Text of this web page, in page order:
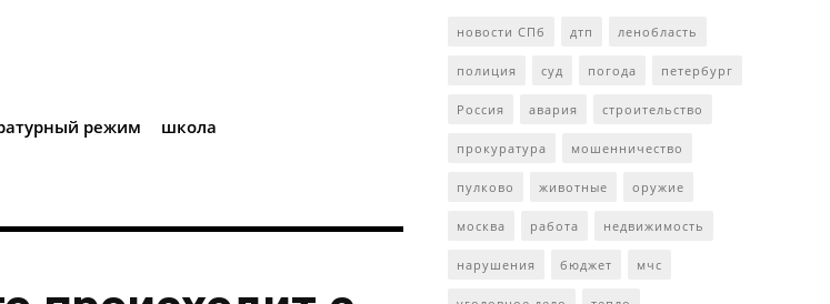
режим школа
новости СПб дтп ленобласть
полиция суд погода петербург
Россия авария строительство
прокуратура мошенничество
пулково животные оружие
москва работа недвижимость
нарушения бюджет мчс